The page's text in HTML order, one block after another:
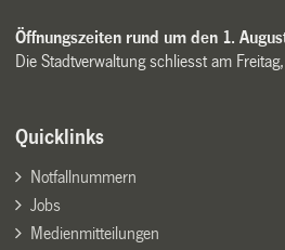
Öffnungszeiten rund um den 1.
Die Stadtverwaltung schliesst am
Quicklinks
Notfallnummern
Jobs
Medienmitteilungen